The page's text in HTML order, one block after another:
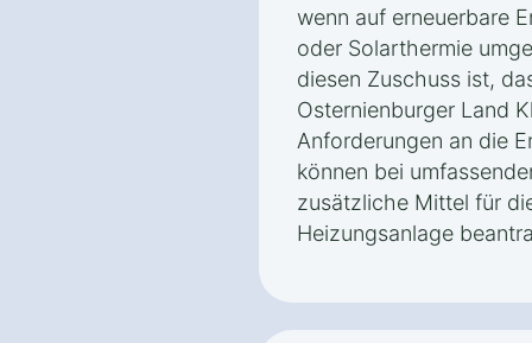
wenn auf erneuerbare
oder Solarthermie
diesen Zuschuss ist,
Osternienburger Land
Anforderungen an die
können bei
zusätzliche Mittel für
Heizungsanlage